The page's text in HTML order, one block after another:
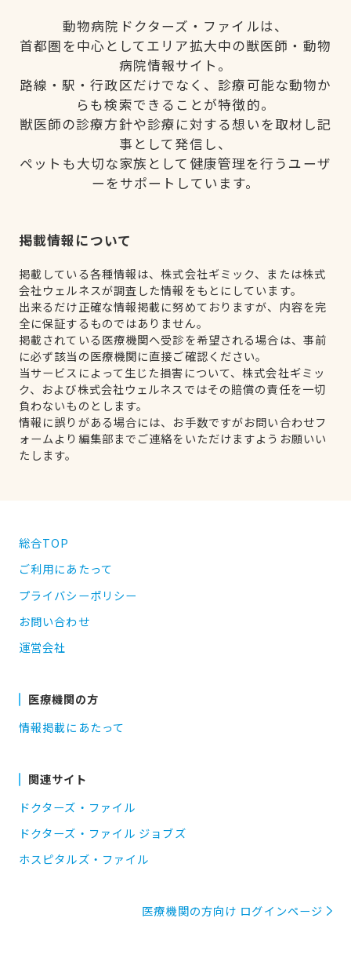
動物病院ドクターズ・ファイルは、
首都圏を中心としてエリア拡大中の獣医師・動物
病院情報サイト。
路線・駅・行政区だけでなく、診療可能な動物か
らも検索できることが特徴的。
獣医師の診療方針や診療に対する想いを取材し記
事として発信し、
ペットも大切な家族として健康管理を行うユーザ
ーをサポートしています。
掲載情報について
掲載している各種情報は、株式会社ギミック、または株式
会社ウェルネスが調査した情報をもとにしています。
出来るだけ正確な情報掲載に努めておりますが、内容を完
全に保証するものではありません。
掲載されている医療機関へ受診を希望される場合は、事前
に必ず該当の医療機関に直接ご確認ください。
当サービスによって生じた損害について、株式会社ギミッ
ク、および株式会社ウェルネスではその賠償の責任を一切
負わないものとします。
情報に誤りがある場合には、お手数ですがお問い合わせフ
ォームより編集部までご連絡をいただけますようお願いい
たします。
総合TOP
ご利用にあたって
プライバシーポリシー
お問い合わせ
運営会社
医療機関の方
情報掲載にあたって
関連サイト
ドクターズ・ファイル
ドクターズ・ファイル ジョブズ
ホスピタルズ・ファイル
医療機関の方向け ログインページ